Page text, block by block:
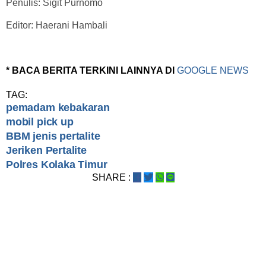
Penulis: Sigit Purnomo
Editor: Haerani Hambali
* BACA BERITA TERKINI LAINNYA DI GOOGLE NEWS
TAG:
pemadam kebakaran
mobil pick up
BBM jenis pertalite
Jeriken Pertalite
Polres Kolaka Timur
SHARE :